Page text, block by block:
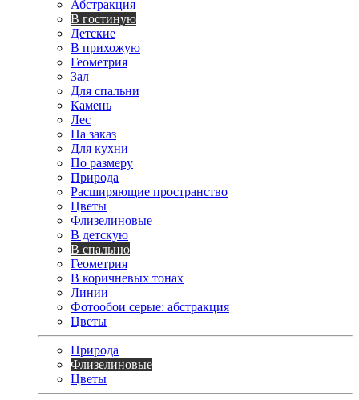
Абстракция
В гостиную
Детские
В прихожую
Геометрия
Зал
Для спальни
Камень
Лес
На заказ
Для кухни
По размеру
Природа
Расширяющие пространство
Цветы
Флизелиновые
В детскую
В спальню
Геометрия
В коричневых тонах
Линии
Фотообои серые: абстракция
Цветы
Природа
Флизелиновые
Цветы